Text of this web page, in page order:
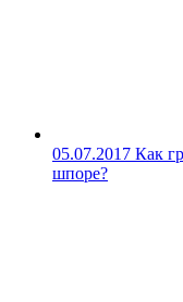
05.07.2017 Как
шпоре?